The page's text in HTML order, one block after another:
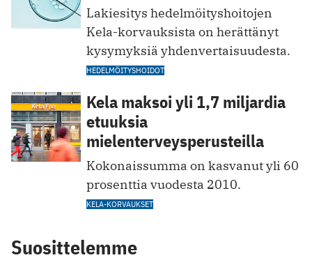
Lakiesitys hedelmöityshoitojen
Kela-korvauksista on herättänyt
kysymyksiä yhdenvertaisuudesta.
HEDELMÖITYSHOIDOT
Kela maksoi yli 1,7 miljardia
etuuksia
mielenterveysperusteilla
Kokonaissumma on kasvanut yli 60
prosenttia vuodesta 2010.
KELA-KORVAUKSET
Suosittelemme